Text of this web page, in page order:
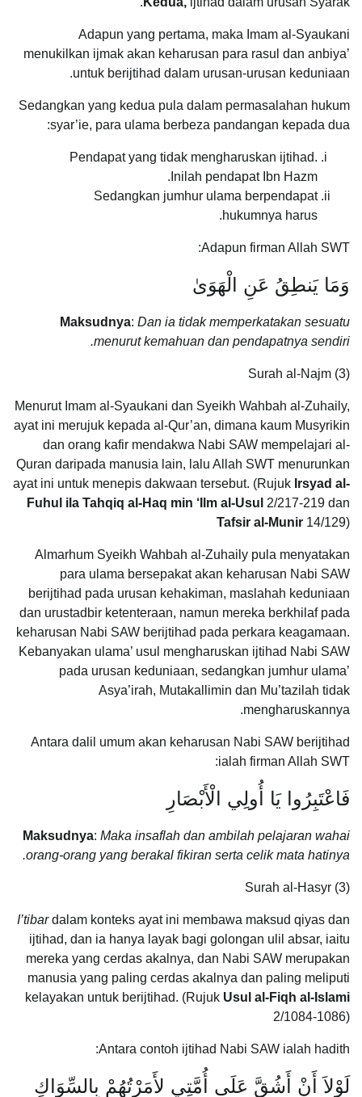
Adapun yang pertama, maka Imam al-Syaukani
menukilkan ijmak akan keharusan para rasul dan anbiya’
untuk berijtihad dalam urusan-urusan keduniaan.
Sedangkan yang kedua pula dalam permasalahan hukum
syar’ie, para ulama berbeza pandangan kepada dua:
Pendapat yang tidak mengharuskan ijtihad.
Inilah pendapat Ibn Hazm.
Sedangkan jumhur ulama berpendapat
hukumnya harus.
Adapun firman Allah SWT:
وَمَا يَنطِقُ عَنِ الْهَوَىٰ
Maksudnya: Dan ia tidak memperkatakan sesuatu
menurut kemahuan dan pendapatnya sendiri.
Surah al-Najm (3)
Menurut Imam al-Syaukani dan Syeikh Wahbah al-Zuhaily,
ayat ini merujuk kepada al-Qur’an, dimana kaum Musyrikin
dan orang kafir mendakwa Nabi SAW mempelajari al-
Quran daripada manusia lain, lalu Allah SWT menurunkan
ayat ini untuk menepis dakwaan tersebut. (Rujuk Irsyad al-
Fuhul ila Tahqiq al-Haq min ‘Ilm al-Usul 2/217-219 dan
Tafsir al-Munir 14/129)
Almarhum Syeikh Wahbah al-Zuhaily pula menyatakan
para ulama bersepakat akan keharusan Nabi SAW
berijtihad pada urusan kehakiman, maslahah keduniaan
dan urustadbir ketenteraan, namun mereka berkhilaf pada
keharusan Nabi SAW berijtihad pada perkara keagamaan.
Kebanyakan ulama’ usul mengharuskan ijtihad Nabi SAW
pada urusan keduniaan, sedangkan jumhur ulama’
Asya’irah, Mutakallimin dan Mu’tazilah tidak
mengharuskannya.
Antara dalil umum akan keharusan Nabi SAW berijtihad
ialah firman Allah SWT:
فَاعْتَبِرُوا يَا أُولِي الْأَبْصَارِ
Maksudnya: Maka insaflah dan ambilah pelajaran wahai
orang-orang yang berakal fikiran serta celik mata hatinya.
Surah al-Hasyr (3)
I’tibardalam konteks ayat ini membawa maksud qiyas dan
ijtihad, dan ia hanya layak bagi golongan ulil absar, iaitu
mereka yang cerdas akalnya, dan Nabi SAW merupakan
manusia yang paling cerdas akalnya dan paling meliputi
kelayakan untuk berijtihad. (Rujuk Usul al-Fiqh al-Islami
2/1084-1086)
Antara contoh ijtihad Nabi SAW ialah hadith:
لَوْلاَ أَنْ أَشُقَّ عَلَى أُمَّتِي لأَمَرْتُهُمْ بِالسِّوَاكِ